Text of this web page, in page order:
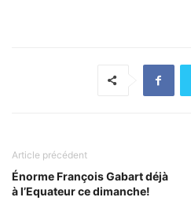
Article précédent
Énorme François Gabart déjà
à l’Equateur ce dimanche!